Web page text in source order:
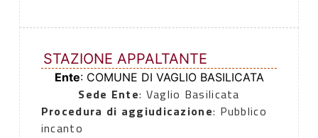
STAZIONE APPALTANTE
Ente: COMUNE DI VAGLIO BASILICATA
Sede Ente: Vaglio Basilicata
Procedura di aggiudicazione: Pubblico
incanto